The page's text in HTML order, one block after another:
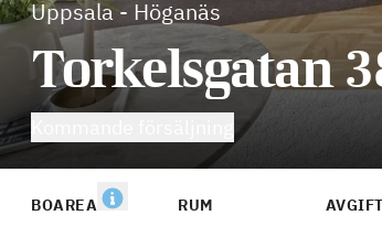
Uppsala- Höganäs
Torkelsgatan
BOAREA
RUM
AVGIFT